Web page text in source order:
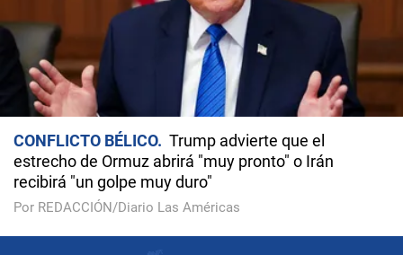
CONFLICTO BÉLICO
Trump advierte que el
estrecho de Ormuz abrirá "muy pronto" o Irán
recibirá "un golpe muy duro"
Por REDACCIÓN/Diario Las Américas